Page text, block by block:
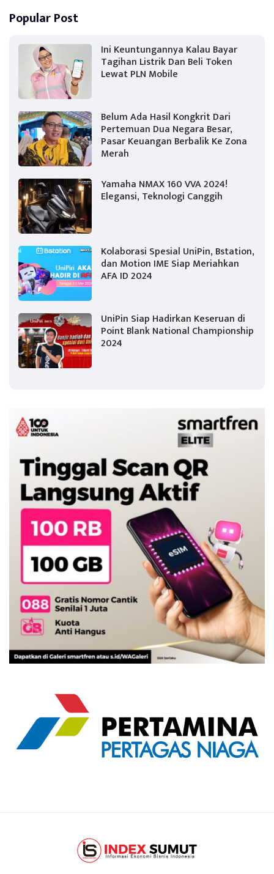
Popular Post
Ini Keuntungannya Kalau Bayar
Tagihan Listrik Dan Beli Token
Lewat PLN Mobile
Belum Ada Hasil Kongkrit Dari
Pertemuan Dua Negara Besar,
Pasar Keuangan Berbalik Ke Zona
Merah
Yamaha NMAX 160 VVA 2024!
Elegansi, Teknologi Canggih
Kolaborasi Spesial UniPin, Bstation,
dan Motion IME Siap Meriahkan
AFA ID 2024
UniPin Siap Hadirkan Keseruan di
Point Blank National Championship
2024